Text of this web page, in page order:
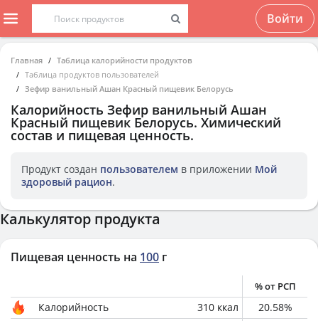
Войти
Главная
Таблица калорийности продуктов
Таблица продуктов пользователей
Зефир ванильный Ашан Красный пищевик Белорусь
Калорийность Зефир ванильный Ашан
Красный пищевик Белорусь. Химический
состав и пищевая ценность.
Продукт создан пользователем в приложении Мой
здоровый рацион.
Калькулятор продукта
Пищевая ценность на 100 г
% от РСП
Калорийность 310 ккал 20.58%